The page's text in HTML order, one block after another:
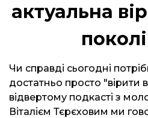
актуальна
Чи справді сьогодні
достатньо просто "вірити
відвертому подкасті з
Віталієм Тєрєховим ми